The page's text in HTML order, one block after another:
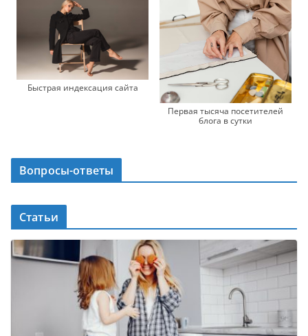
Быстрая индексация сайта
Первая тысяча посетителей
блога в сутки
Вопросы-ответы
Статьи